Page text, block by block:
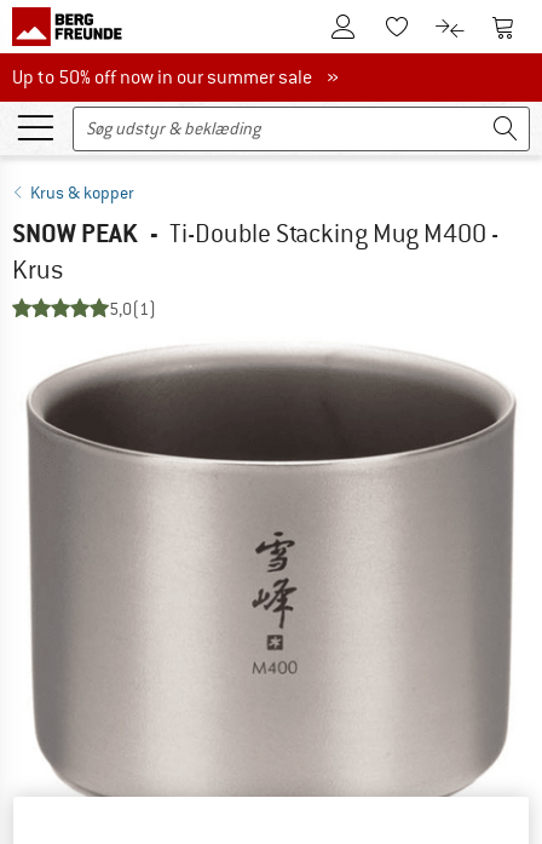
Til kundekontoenTil huskesedlen.
Til Til
Up to 50% off now in our summer sale
Up to 50% off now in our summer sale »
Krus & kopper
SNOW PEAK - Ti-Double Stacking Mug M400 -
Krus
5,0(1)